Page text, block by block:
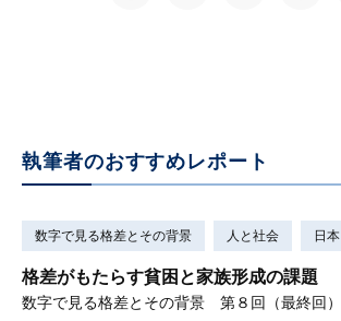
執筆者のおすすめレポート
数字で見る格差とその背景 人と社会 日本
格差がもたらす貧困と家族形成の課題
数字で見る格差とその背景 第８回（最終回）